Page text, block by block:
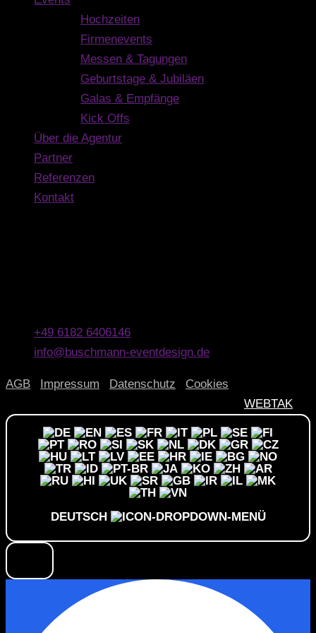
Hochzeiten
Firmenevents
Messen & Tagungen
Geburtstage & Jubiläen
Galas & Empfänge
Kick Offs
Über die Agentur
Partner
Referenzen
Kontakt
+49 6182 6406146
info@buschmann-eventdesign.de
AGB Impressum Datenschutz
Cookies
WEBTAK
DEUTSCH